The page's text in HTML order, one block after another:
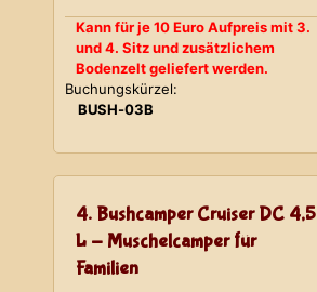
Kann für je 10 Euro Aufpreis mit 3.
und 4. Sitz und zusätzlichem
Bodenzelt geliefert werden.
Buchungskürzel:
BUSH-03B
4. Bushcamper Cruiser DC 4,5
L - Muschelcamper für
Familien